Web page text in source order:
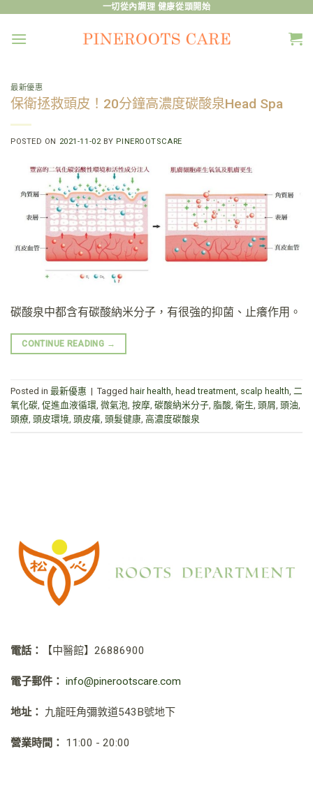
content
一切從內調理 健康從頭開始
最新優惠
保衛拯救頭皮！20分鐘高濃度碳酸泉Head Spa
POSTED ON 2021-11-02 BY PINEROOTSCARE
碳酸泉中都含有碳酸納米分子，有很強的抑菌、止癢作用。
CONTINUE READING →
Posted in 最新優惠 | Tagged hair health, head treatment, scalp health, 二
氧化碳, 促進血液循環, 微氣泡, 按摩, 碳酸納米分子, 脂酸, 衛生, 頭屑, 頭油,
頭療, 頭皮環境, 頭皮癢, 頭髮健康, 高濃度碳酸泉
電話： 【中醫館】 26886900
電子郵件： info@pinerootscare.com
地址： 九龍旺角彌敦道543B號地下
營業時間： 11:00 - 20:00